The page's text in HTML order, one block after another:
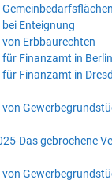
Enteignung
Erbbaurechten
Finanzamt in Berlin
Finanzamt in
Das gebrochene